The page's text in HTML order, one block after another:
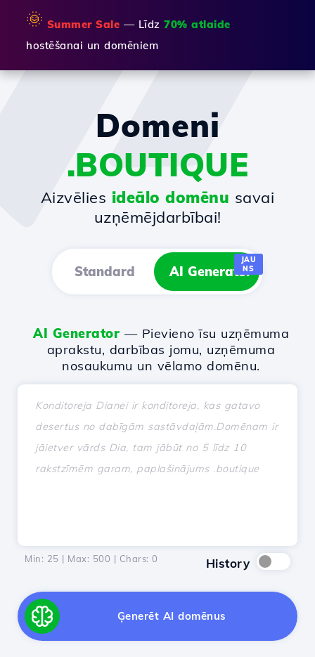
🌞 Summer Sale — Līdz 70% atlaide
hostēšanai un domēniem
Domeni
.BOUTIQUE
Aizvēlies ideālo domēnu savai
uzņēmējdarbībai!
Standard AI Generator
JAU
NS
AI Generator — Pievieno īsu uzņēmuma
aprakstu, darbības jomu, uzņēmuma
nosaukumu un vēlamo domēnu.
Min: 25 | Max: 500 | Chars: 0 History
Ģenerēt AI domēnus